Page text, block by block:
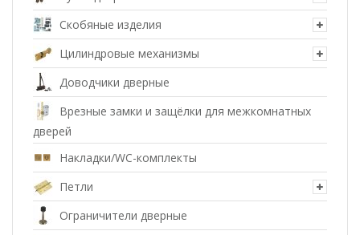
Скобяные изделия
Цилиндровые механизмы
Доводчики дверные
Врезные замки и защёлки для межкомнатных
дверей
Накладки/WC-комплекты
Петли
Ограничители дверные